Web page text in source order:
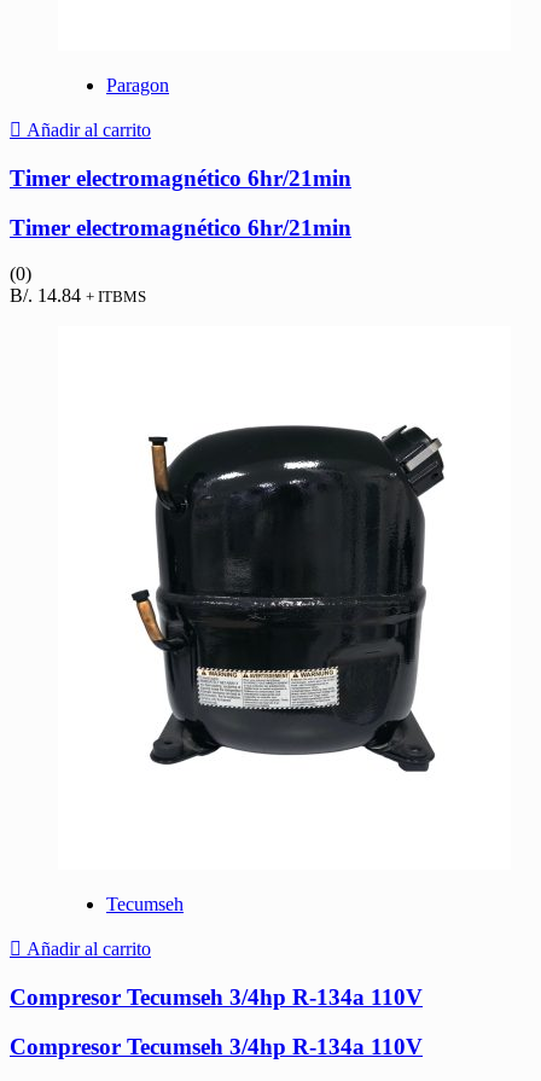
Paragon
Añadir al carrito
Timer electromagnético 6hr/21min
Timer electromagnético 6hr/21min
(0)
B/. 14.84 + ITBMS
Tecumseh
Añadir al carrito
Compresor Tecumseh 3/4hp R-134a 110V
Compresor Tecumseh 3/4hp R-134a 110V